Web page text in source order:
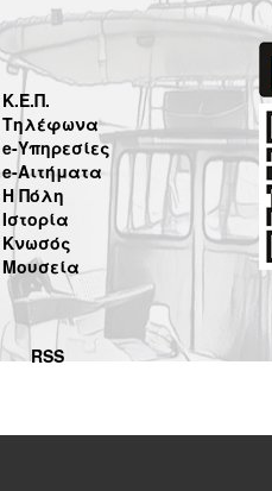
Κ.Ε.Π.
Τηλέφωνα
e-Υπηρεσίες
e-Αιτήματα
Η Πόλη
Ιστορία
Κνωσός
Μουσεία
RSS